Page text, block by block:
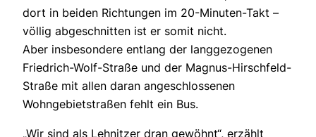
dort in beiden Richtungen im 20-Minuten-Takt –
völlig abgeschnitten ist er somit nicht.
Aber insbesondere entlang der langgezogenen
Friedrich-Wolf-Straße und der Magnus-Hirschfeld-
Straße mit allen daran angeschlossenen
Wohngebietstraßen fehlt ein Bus.
„Wir sind als Lehnitzer dran gewöhnt“, erzählt